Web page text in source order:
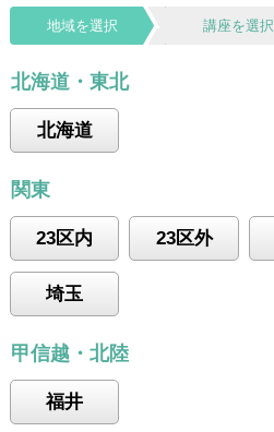
地域を選択 講座を選択
北海道・東北
北海道
関東
23区内 23区外
埼玉
甲信越・北陸
福井